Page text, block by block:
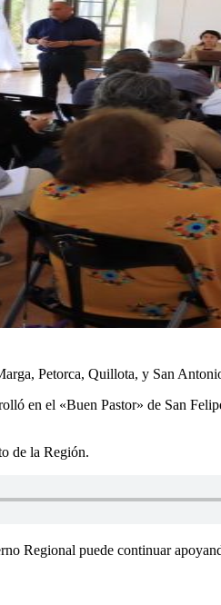
Petorca, Quillota, y San
en el «Buen Pastor» de San
de la Región.
Regional puede continuar